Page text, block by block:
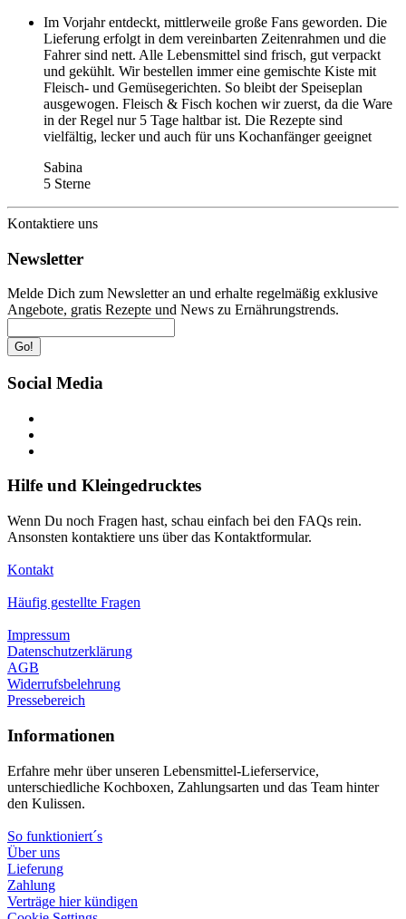
Im Vorjahr entdeckt, mittlerweile große Fans geworden. Die
Lieferung erfolgt in dem vereinbarten Zeitenrahmen und die
Fahrer sind nett. Alle Lebensmittel sind frisch, gut verpackt
und gekühlt. Wir bestellen immer eine gemischte Kiste mit
Fleisch- und Gemüsegerichten. So bleibt der Speiseplan
ausgewogen. Fleisch & Fisch kochen wir zuerst, da die Ware
in der Regel nur 5 Tage haltbar ist. Die Rezepte sind
vielfältig, lecker und auch für uns Kochanfänger geeignet
Sabina
5 Sterne
Kontaktiere uns
Newsletter
Melde Dich zum Newsletter an und erhalte regelmäßig exklusive
Angebote, gratis Rezepte und News zu Ernährungstrends.
Go!
Social Media
Hilfe und Kleingedrucktes
Wenn Du noch Fragen hast, schau einfach bei den FAQs rein.
Ansonsten kontaktiere uns über das Kontaktformular.
Kontakt
Häufig gestellte Fragen
Impressum
Datenschutzerklärung
AGB
Widerrufsbelehrung
Pressebereich
Informationen
Erfahre mehr über unseren Lebensmittel-Lieferservice,
unterschiedliche Kochboxen, Zahlungsarten und das Team hinter
den Kulissen.
So funktioniert´s
Über uns
Lieferung
Zahlung
Verträge hier kündigen